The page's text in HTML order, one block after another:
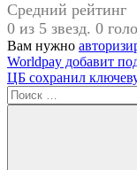
Средний рейтинг
0 из 5 звезд. 0
Вам нужно
The
Digital
Chamber
Навигация
по
записям
Предыдущая
запись:
Worldpay добавит
Следующая
запись:
ЦБ сохранил
Поиск
для: